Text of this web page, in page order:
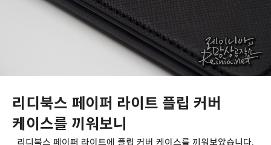
리디북스 페이퍼 라이트 플립 커버
케이스를 끼워보니
리디북스 페이퍼 라이트에 플립 커버 케이스를 끼워보았습니다.